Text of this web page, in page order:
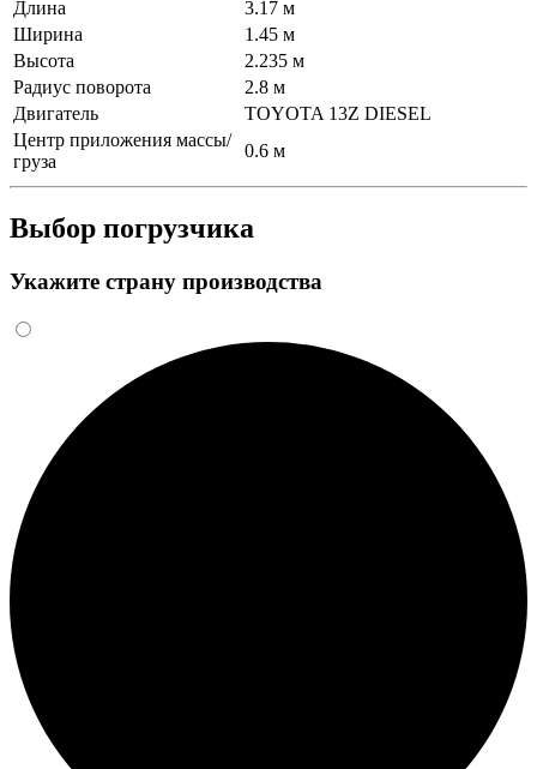
Длина
3.17 м
Ширина
1.45 м
Высота
2.235 м
Радиус поворота
2.8 м
Двигатель
TOYOTA 13Z DIESEL
Центр приложения массы/
груза
0.6 м
Выбор погрузчика
Укажите страну производства